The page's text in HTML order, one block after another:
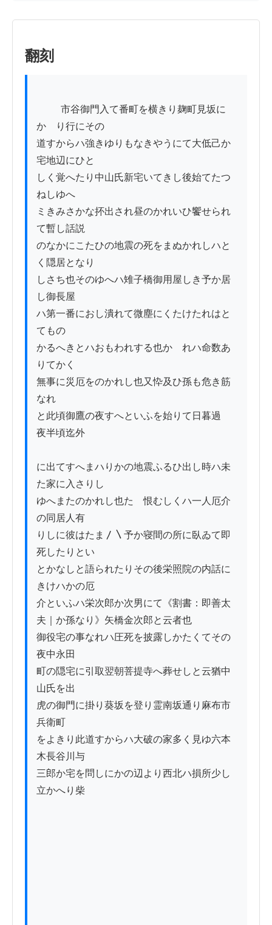
翻刻
かゝり行にその
道すからハ強きゆりもなきやうにて大低己か
宅地辺にひと
しく覚へたり中山氏新宅いてきし後始てたつ
ねしゆへ
ミきみさかな抔出され昼のかれいひ饗せられ
て暫し話説
のなかにこたひの地震の死をまぬかれしハと
く隠居となり
しさち也そのゆへハ雉子橋御用屋しき予か居
し御長屋
ハ第一番におし潰れて微塵にくたけたれはと
てもの
かるへきとハおもわれする也かゝれハ命数あ
りてかく
無事に災厄をのかれし也又忰及ひ孫も危き筋
なれ
と此頃御鷹の夜すへといふを始りて日暮過ゟ
夜半頃迄外
に出てすへまハりかの地震ふるひ出し時ハ未
た家に入さりし
ゆへまたのかれし也たゝ恨むしくハ一人厄介
の同居人有
りしに彼はたま〳〵予か寝間の所に臥ゐて即
死したりとい
とかなしと語られたりその後栄照院の内話に
きけハかの厄
介といふハ栄次郎か次男にて《割書：即善太
夫｜か孫なり》矢橋金次郎と云者也
御役宅の事なれハ圧死を披露しかたくてその
夜中永田
町の隠宅に引取翌朝菩提寺へ葬せしと云猶中
山氏を出
虎の御門に掛り葵坂を登り霊南坂通り麻布市
兵衛町
をよきり此道すからハ大破の家多く見ゆ六本
木長谷川与
三郎か宅を問しにかの辺より西北ハ損所少し
立かへり柴